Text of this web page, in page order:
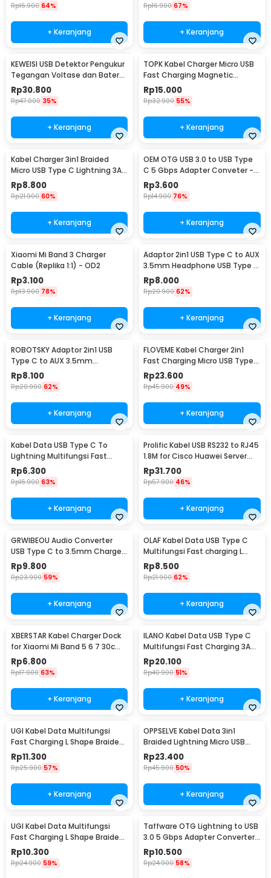
Rp16.900 64%
+ Keranjang
Rp16.900 67%
+ Keranjang
KEWEISI USB Detektor Pengukur
Tegangan Voltase dan Baterai
Tester - KWS-V20
Rp30.800
Rp47.000 35%
+ Keranjang
TOPK Kabel Charger Micro USB
Fast Charging Magnetic
Braided 5V 2.4A 1M - CS1711
Rp15.000
Rp32.900 55%
+ Keranjang
Kabel Charger 3in1 Braided
Micro USB Type C Lightning 3A
1.2M - US186
Rp8.800
Rp21.900 60%
+ Keranjang
OEM OTG USB 3.0 to USB Type
C 5 Gbps Adapter Conveter -
US154
Rp3.600
Rp14.900 76%
+ Keranjang
Xiaomi Mi Band 3 Charger
Cable (Replika 1:1) - OD2
Rp3.100
Rp13.900 78%
+ Keranjang
Adaptor 2in1 USB Type C to AUX
3.5mm Headphone USB Type C
- W1O33
Rp8.000
Rp20.900 62%
+ Keranjang
ROBOTSKY Adaptor 2in1 USB
Type C to AUX 3.5mm
Headphone and USB Type C -
S-K06
Rp8.100
Rp20.900 62%
+ Keranjang
FLOVEME Kabel Charger 2in1
Fast Charging Micro USB Type
C 14W 1.2M - B00626
Rp23.600
Rp45.900 49%
+ Keranjang
Kabel Data USB Type C To
Lightning Multifungsi Fast
Charging 5V 2A 1M - 1636
Rp6.300
Rp16.900 63%
+ Keranjang
Prolific Kabel USB RS232 to RJ45
1.8M for Cisco Huawei Server
Router - PL2303RA
Rp31.700
Rp57.900 46%
+ Keranjang
GRWIBEOU Audio Converter
USB Type C to 3.5mm Charger
Port - GR35C
Rp9.800
Rp23.900 59%
+ Keranjang
OLAF Kabel Data USB Type C
Multifungsi Fast charging L
Shape 5A 1M - OL01
Rp8.500
Rp21.900 62%
+ Keranjang
XBERSTAR Kabel Charger Dock
for Xiaomi Mi Band 5 6 7 30cm
- EDCS300
Rp6.800
Rp17.900 63%
+ Keranjang
ILANO Kabel Data USB Type C
Multifungsi Fast Charging 3A
60W 1.2M - ILC3
Rp20.100
Rp40.900 51%
+ Keranjang
UGI Kabel Data Multifungsi
Fast Charging L Shape Braided
2A 2M USB Type C - W-009
Rp11.300
Rp25.900 57%
+ Keranjang
OPPSELVE Kabel Data 3in1
Braided Lightning Micro USB
Type C 5V 6A 1.2M - OP142
Rp23.400
Rp45.900 50%
+ Keranjang
UGI Kabel Data Multifungsi
Fast Charging L Shape Braided
5V 2A 1M USB Type C - UGI02
Rp10.300
Rp24.900 59%
Taffware OTG Lightning to USB
3.0 5 Gbps Adapter Converter
- NO14
Rp10.500
Rp24.900 58%